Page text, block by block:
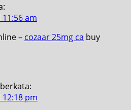
am
– cozaar 25mg ca buy
berkata:
pm